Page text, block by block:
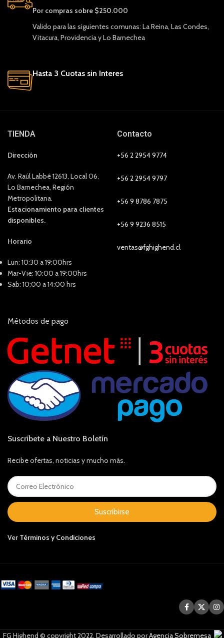
Por compras sobre $250.000
Valido para las siguientes comunas: La Reina, Las Condes,
Vitacura, Providencia y Lo Barnechea
Hasta 3 Cuotas sin Interes
TIENDA
Dirección
Av. Raúl Labbé 12613, Local 06,
Lo Barnechea, Región
Metropolitana.
Estacionamiento para clientes
disponibles.
Horario
Lun: 10:30 a 19:00hrs
Mar-Vie: 10:00 a 19:00hrs
Sab: 10:00 a 14:00 hrs
Contacto
+56 2 2954 9774
+56 2 2954 9797
+56 9 8786 7875
+56 9 9236 8515
ventas@fghighend.cl
Métodos de pago
Suscríbete a Nuestro Boletín
Recibe ofertas, noticias y mucho más.
Suscribirse
Ver Términos y Condiciones
FG Highend © copyright 2022. Desarrollado porAgencia Sobremesa